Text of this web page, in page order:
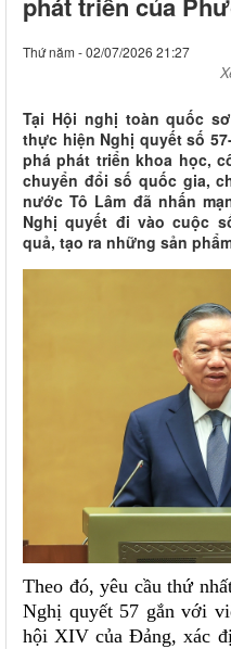
Thứ năm - 02/07/2026 21:27
Tại Hội nghị toàn quốc
thực hiện Nghị quyết số
phá phát triển khoa học,
chuyển đổi số quốc gia,
nước Tô Lâm đã nhấn
Nghị quyết đi vào cuộc
quả, tạo ra những sản
Theo đó, yêu cầu thứ
Nghị quyết 57 gắn với
hội XIV của Đảng, xác